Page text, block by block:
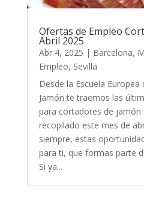
Ofertas de Empleo
Abril 2025
Abr 4, 2025 | Barcelona,
Empleo, Sevilla
Desde la Escuela
Jamón te traemos las
para cortadores de jamón
recopilado este mes de
siempre, estas
para ti, que formas parte
Si ya...